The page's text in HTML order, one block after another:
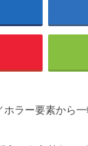
ラー要素から